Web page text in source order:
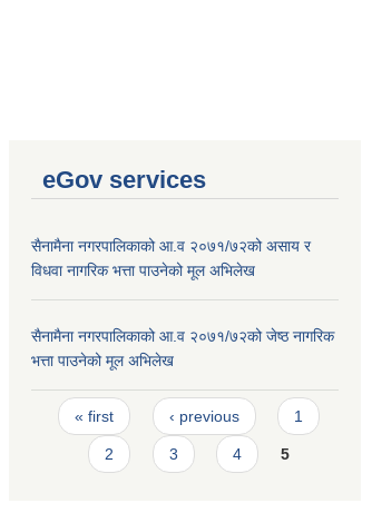
eGov services
सैनामैना नगरपालिकाको आ.व २०७१/७२को असाय र
विधवा नागरिक भत्ता पाउनेको मूल अभिलेख
सैनामैना नगरपालिकाको आ.व २०७१/७२को जेष्ठ नागरिक
भत्ता पाउनेको मूल अभिलेख
Pages
« first ‹ previous 1
2 3 4 5